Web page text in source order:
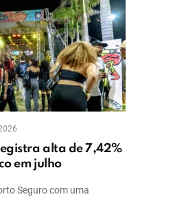
alta de 7,42%
em julho
Seguro com uma